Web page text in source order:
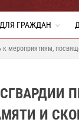
ДЛЯ ГРАЖДАН
к мероприятиям,
И